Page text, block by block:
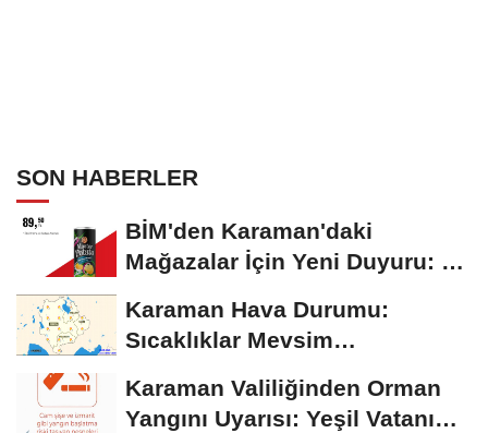
SON HABERLER
BİM'den Karaman'daki
Mağazalar İçin Yeni Duyuru: 11
Karaman Hava Durumu:
Sıcaklıklar Mevsim
Seyrediyor
Karaman Valiliğinden Orman
Yangını Uyarısı: Yeşil Vatanı